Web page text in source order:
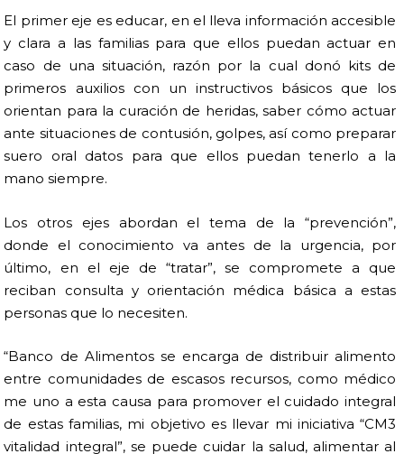
El primer eje es educar, en el lleva información accesible
y clara a las familias para que ellos puedan actuar en
caso de una situación, razón por la cual donó kits de
primeros auxilios con un instructivos básicos que los
orientan para la curación de heridas, saber cómo actuar
ante situaciones de contusión, golpes, así como preparar
suero oral datos para que ellos puedan tenerlo a la
mano siempre.
Los otros ejes abordan el tema de la “prevención”,
donde el conocimiento va antes de la urgencia, por
último, en el eje de “tratar”, se compromete a que
reciban consulta y orientación médica básica a estas
personas que lo necesiten.
“Banco de Alimentos se encarga de distribuir alimento
entre comunidades de escasos recursos, como médico
me uno a esta causa para promover el cuidado integral
de estas familias, mi objetivo es llevar mi iniciativa “CM3
vitalidad integral”, se puede cuidar la salud, alimentar al